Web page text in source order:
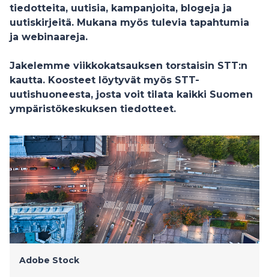
tiedotteita, uutisia, kampanjoita, blogeja ja
uutiskirjeitä. Mukana myös tulevia tapahtumia
ja webinaareja.
Jakelemme viikkokatsauksen torstaisin STT:n
kautta. Koosteet löytyvät myös STT-
uutishuoneesta, josta voit tilata kaikki Suomen
ympäristökeskuksen tiedotteet.
Adobe Stock